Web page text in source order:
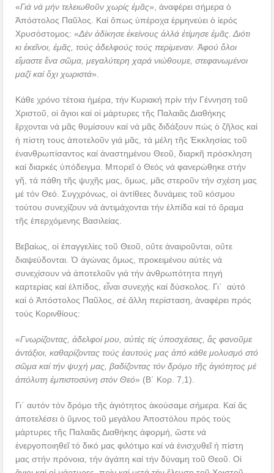
«Γιά νά μήν τελειωθοῦν χωρίς ἐμᾶς», ἀναφέρει σήμερα ὁ
Ἀπόστολος Παῦλος. Καί ὅπως ὑπέροχα ἑρμηνεύει ὁ ἱερός
Χρυσόστομος: «Δέν ἀδίκησε ἐκείνους ἀλλά ἐτίμησε ἐμᾶς. Διότι
κι ἐκεῖνοι, ἐμᾶς, τούς ἀδελφούς τούς περίμεναν. Ἀφού ὅλοι
εἴμαστε ἕνα σῶμα, μεγαλύτερη χαρά νιώθουμε, στεφανωμένοι
μαζί καί ὄχι χωριστά».
Κάθε χρόνο τέτοια ἡμέρα, τήν Κυριακή πρίν τήν Γέννηση τοῦ
Χριστοῦ, οἱ ἅγιοι καί οἱ μάρτυρες τῆς Παλαιᾶς Διαθήκης
ἔρχονται νά μᾶς θυμίσουν καί νά μᾶς διδάξουν πώς ὁ ζῆλος καί
ἡ πίστη τους ἀποτελοῦν γιά μᾶς, τά μέλη τῆς Ἐκκλησίας τοῦ
ἐνανθρωπίσαντος καί ἀναστημένου Θεοῦ, διαρκῆ πρόσκληση
καί διαρκές ὑπόδειγμα. Μπορεῖ ὁ Θεός νά φανερώθηκε στήν
γῆ, τά πάθη τῆς ψυχῆς μας, ὅμως, μᾶς στεροῦν τήν σχέση μας
μέ τόν Θεό. Συγχρόνως, οἱ ἀντίθεες δυνάμεις τοῦ κόσμου
τούτου συνεχίζουν νά ἀντιμάχονται τήν ἐλπίδα καί τό ὄραμα
τῆς ἐπερχόμενης Βασιλείας.
Βεβαίως, οἱ ἐπαγγελίες τοῦ Θεοῦ, οὔτε ἀναιροῦνται, οὔτε
διαψεύδονται. Ὁ ἀγώνας ὅμως, προκειμένου αὐτές νά
συνεχίσουν νά ἀποτελοῦν γιά τήν ἀνθρωπότητα πηγή
καρτερίας καί ἐλπίδος, εἶναι συνεχής καί δύσκολος. Γι΄ αὐτό
καί ὁ Ἀπόστολος Παῦλος, σέ ἄλλη περίσταση, ἀναφέρει πρός
τούς Κορινθίους:
«Γνωρίζοντας, ἀδελφοί μου, αὐτές τίς ὑποσχέσεις, ἄς φανοῦμε
ἀντάξιοι, καθαρίζοντας τούς ἑαυτούς μας ἀπό κάθε μολυσμό στό
σῶμα καί τήν ψυχή μας, βαδίζοντας τόν δρόμο τῆς ἁγιότητος μέ
ἀπόλυτη ἐμπιστοσύνη στόν Θεό» (Β΄ Κορ. 7,1).
Γι΄ αυτόν τόν δρόμο τῆς ἁγιότητος ἀκούσαμε σήμερα. Καί ἄς
ἀποτελέσει ὁ ὕμνος τοῦ μεγάλου Ἀποστόλου πρός τούς
μάρτυρες τῆς Παλαιᾶς Διαθήκης ἀφορμή, ὥστε νά
ἐνεργοποιηθεῖ τό δικό μας φιλότιμο καί νά ἐνισχυθεῖ ἡ πίστη
μας στήν πρόνοια, τήν ἀγάπη καί τήν δύναμη τοῦ Θεοῦ. Οἱ